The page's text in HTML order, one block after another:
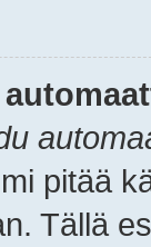
pitää
Tällä